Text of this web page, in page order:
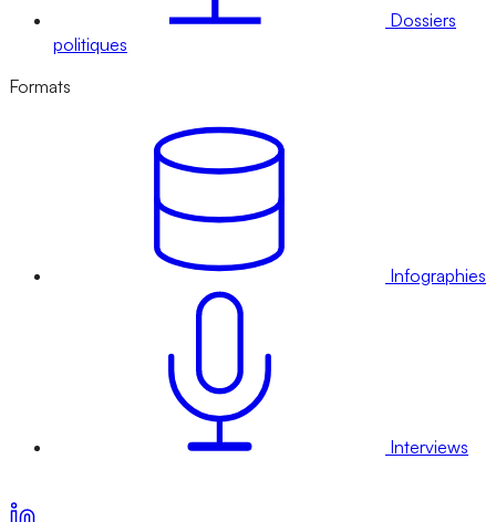
Dossiers
politiques
Formats
Infographies
Interviews